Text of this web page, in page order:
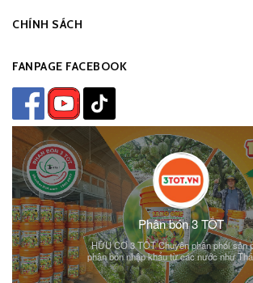
CHÍNH SÁCH
FANPAGE FACEBOOK